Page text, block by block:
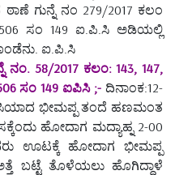
ಗುನ್ನೆ ನಂ 279/2017 ಕಲಂ
ಸಂ 149 ಐ.ಪಿ.ಸಿ ಅಡಿಯಲ್ಲಿ
ಐ.ಪಿ.ಸಿ
58/2017 ಕಲಂ: 143, 147,
ಸಂ 149 ಐಪಿಸಿ ;- ದಿನಾಂಕ:12-
ಭೀಮಪ್ಪ ತಂದೆ ಹಣಮಂತ
ಹೋದಾಗ ಮದ್ಯಾಹ್ನ 2-00
ಊಟಕ್ಕೆ ಹೋದಾಗ ಭೀಮಪ್ಪ
ಬಟ್ಟೆ ತೊಳೆಯಲು ಹೊಗಿದ್ದಾಳೆ